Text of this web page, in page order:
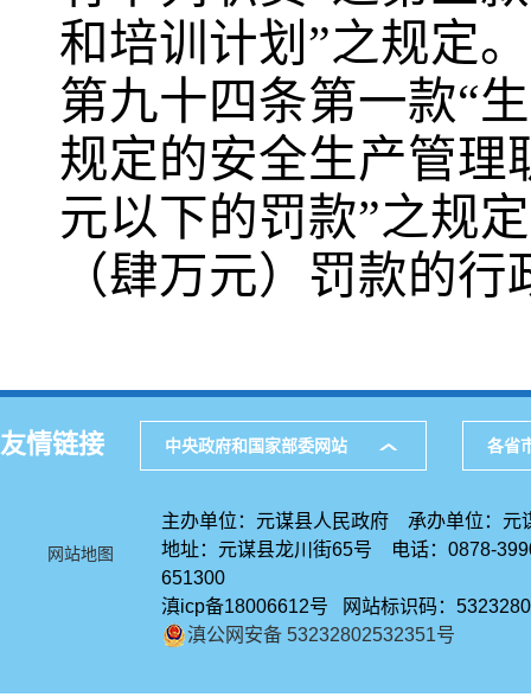
和培训计划”之规定
第九十四条第一款“
规定的安全生产管理
元以下的罚款”之规
（肆万元）罚款的行
友情链接 中央政府和国家部委网站 各省
网站地图
主办单位：元谋县人民政府 承办单位：元
地址：元谋县龙川街65号 电话：0878-
651300
滇icp备18006612号 网站标识码：
滇公网安备 53232802532351号